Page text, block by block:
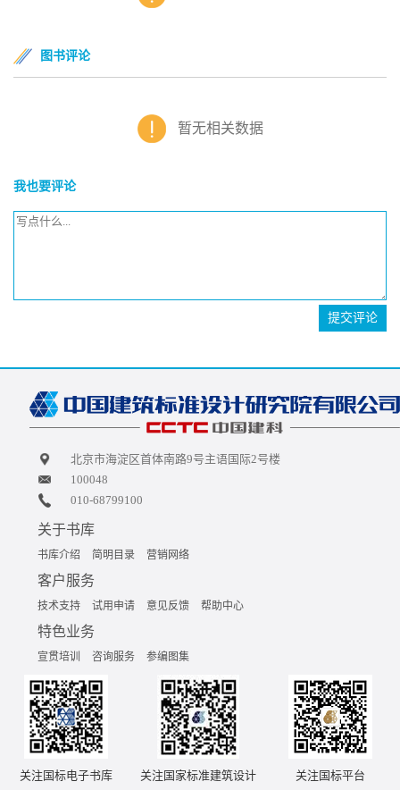
图书评论
暂无相关数据
我也要评论
提交评论
北京市海淀区首体南路9号主语国际2号楼
100048
010-68799100
关于书库
书库介绍 简明目录 营销网络
客户服务
技术支持 试用申请 意见反馈 帮助中心
特色业务
宣贯培训 咨询服务 参编图集
关注国标电子书库 关注国家标准建筑设计 关注国标平台